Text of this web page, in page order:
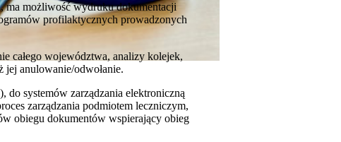
ma możliwość wydruku dokumentacji
profilaktycznych prowadzonych
całego województwa, analizy kolejek,
anulowanie/odwołanie.
do systemów zarządzania elektroniczną
zarządzania podmiotem leczniczym,
obiegu dokumentów wspierający obieg